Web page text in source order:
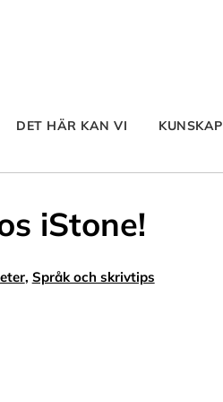
DET HÄR KAN VI KUNSKAP
iStone!
, Språk och skrivtips